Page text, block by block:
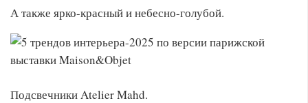
А также ярко-красный и небесно-голубой.
Подсвечники Atelier Mahd.